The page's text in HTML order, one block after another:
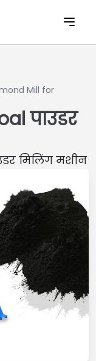
Mill for
पाउडर
मिलिंग मशीन